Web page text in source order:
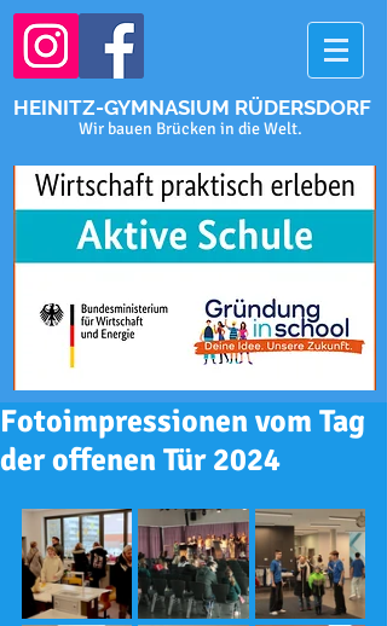
HEINITZ-GYMNASIUM RÜDERSDORF
Wir bauen Brücken in die Welt.
Fotoimpressionen vom Tag
der offenen Tür 2024